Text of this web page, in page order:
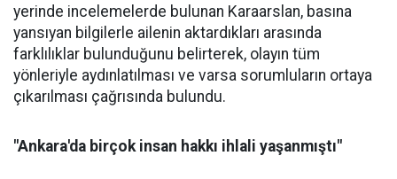
yerinde incelemelerde bulunan Karaarslan, basına
yansıyan bilgilerle ailenin aktardıkları arasında
farklılıklar bulunduğunu belirterek, olayın tüm
yönleriyle aydınlatılması ve varsa sorumluların ortaya
çıkarılması çağrısında bulundu.
"Ankara'da birçok insan hakkı ihlali yaşanmıştı"